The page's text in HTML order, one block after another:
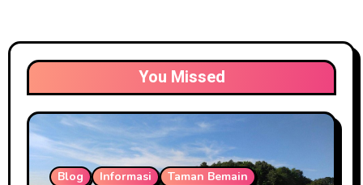
You Missed
Blog Informasi
Taman Bemain